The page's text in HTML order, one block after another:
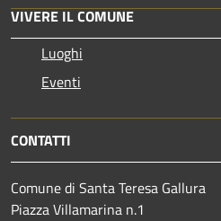
VIVERE IL COMUNE
Luoghi
Eventi
CONTATTI
Comune di Santa Teresa Gallura
Piazza Villamarina n.1